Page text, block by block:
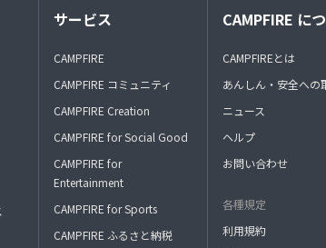
サービス
CAMPFIRE
CAMPFIRE コミュニティ
CAMPFIRE Creation
CAMPFIRE for Social Good
CAMPFIRE for
Entertainment
CAMPFIRE for Sports
CAMPFIRE ふるさと納税
CAMPFIRE に
CAMPFIREとは
あんしん・安全への
ニュース
ヘルプ
お問い合わせ
各種規定
利用規約